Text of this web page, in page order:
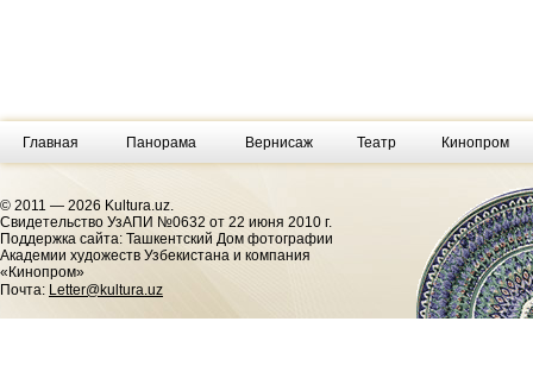
Главная Панорама Вернисаж Театр Кинопром
© 2011 — 2026 Kultura.uz.
Cвидетельство УзАПИ №0632 от 22 июня 2010 г.
Поддержка сайта: Ташкентский Дом фотографии
Академии художеств Узбекистана и компания
«Кинопром»
Почта: Letter@kultura.uz